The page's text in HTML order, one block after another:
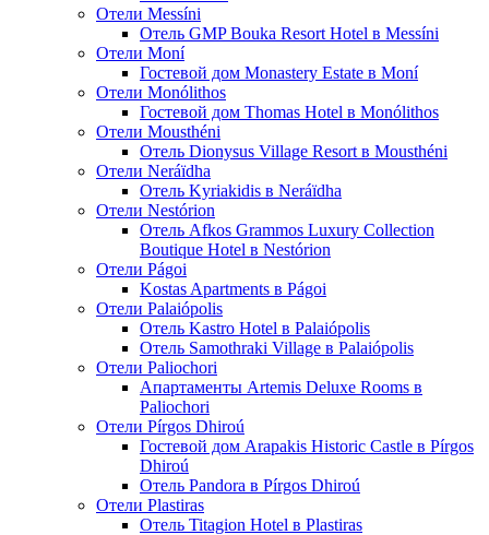
Отели Messíni
Отель GMP Bouka Resort Hotel в Messíni
Отели Moní
Гостевой дом Monastery Estate в Moní
Отели Monólithos
Гостевой дом Thomas Hotel в Monólithos
Отели Mousthéni
Отель Dionysus Village Resort в Mousthéni
Отели Neráïdha
Отель Kyriakidis в Neráïdha
Отели Nestórion
Отель Afkos Grammos Luxury Collection
Boutique Hotel в Nestórion
Отели Págoi
Kostas Apartments в Págoi
Отели Palaiópolis
Отель Kastro Hotel в Palaiópolis
Отель Samothraki Village в Palaiópolis
Отели Paliochori
Апартаменты Artemis Deluxe Rooms в
Paliochori
Отели Pírgos Dhiroú
Гостевой дом Arapakis Historic Castle в Pírgos
Dhiroú
Отель Pandora в Pírgos Dhiroú
Отели Plastiras
Отель Titagion Hotel в Plastiras